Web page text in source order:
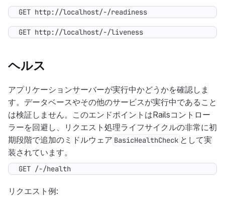
GET http://localhost/-/readiness
GET http://localhost/-/liveness
ヘルス
アプリケーションサーバーが実行中かどうかを確認しま
す。データベースやその他のサービスが実行中であること
は検証しません。このエンドポイントはRailsコントロー
ラーを回避し、リクエスト処理ライフサイクルの非常に初
期段階で追加のミドルウェア BasicHealthCheck として実
装されています。
GET /-/health
リクエスト例: